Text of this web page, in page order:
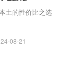
土的性价比之选
08-21